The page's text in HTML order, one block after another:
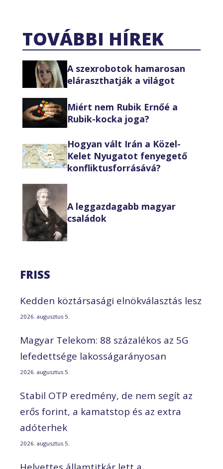
TOVÁBBI HÍREK
A szexrobotok hamarosan
eláraszthatják a világot
Miért nem Rubik Ernőé a
Rubik-kocka joga?
Hogyan vált Irán a Közel-
Kelet Nyugatot fenyegető
konfliktusforrásává?
A leggazdagabb magyar
családok
FRISS
Kedden köztársasági elnökválasztás lesz
2026. augusztus 5.
Magyar Telekom: 88 százalékos az 5G
lefedettsége lakosságarányosan
2026. augusztus 5.
Stabil OTP eredmény, de nem segít az
erős forint, a kamatstop és az extra
adóterhek
2026. augusztus 5.